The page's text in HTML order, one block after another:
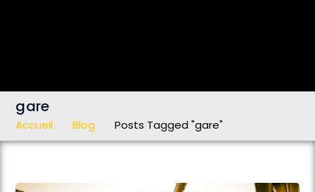
gare
Accueil Blog Posts Tagged "gare"